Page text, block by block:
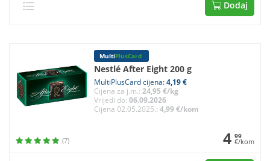
Dodaj
MultiPlusCard
Nestlé After Eight 200 g
MultiPlusCard cijena:4,19 €
Cijena za j.m.: 24,95 €/kg
Vrijedi do: 06.09.2026
Cijena 02.05.2025.: 4,99 €/kom
(7) 4 99
€/kom